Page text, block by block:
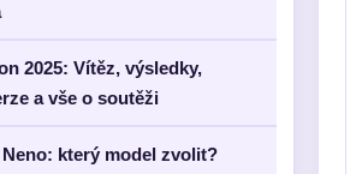
2025: Vítěz, výsledky,
a vše o soutěži
který model zvolit?